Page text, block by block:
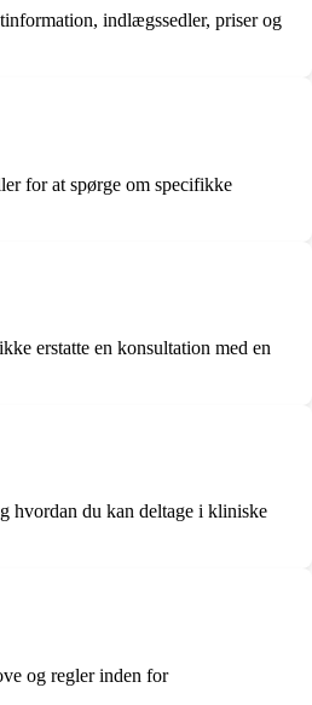
indlægssedler, priser og
for at spørge om specifikke
erstatte en konsultation med en
hvordan du kan deltage i kliniske
og regler inden for